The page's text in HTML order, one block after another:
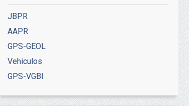
JBPR
AAPR
GPS-GEOL
Vehiculos
GPS-VGBI